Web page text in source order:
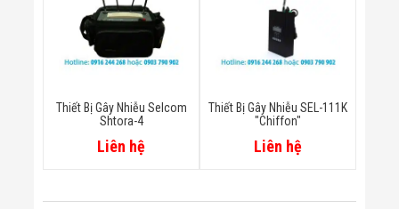
Thiết Bị Gây Nhiễu Selcom
Shtora-4
Liên hệ
Thiết Bị Gây Nhiễu SEL-111K
"Chiffon"
Liên hệ